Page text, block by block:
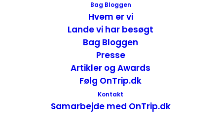
Bag Bloggen
Hvem er vi
Lande vi har besøgt
Bag Bloggen
Presse
Artikler og Awards
Følg OnTrip.dk
Kontakt
Samarbejde med OnTrip.dk